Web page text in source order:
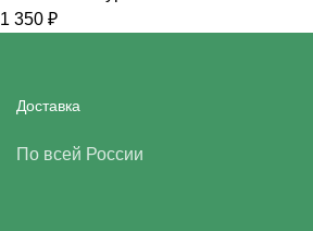
1 350 ₽
Доставка
По всей России